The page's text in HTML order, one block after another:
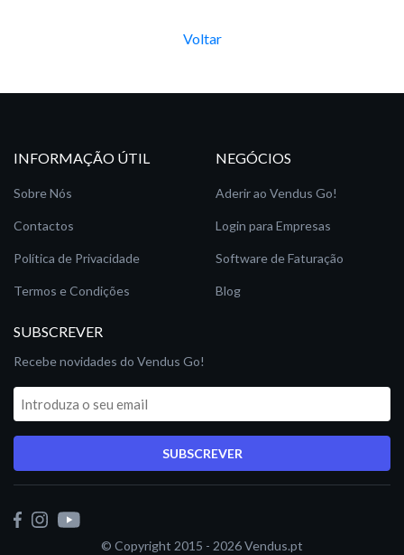
Voltar
INFORMAÇÃO ÚTIL
Sobre Nós
Contactos
Política de Privacidade
Termos e Condições
NEGÓCIOS
Aderir ao Vendus Go!
Login para Empresas
Software de Faturação
Blog
SUBSCREVER
Recebe novidades do Vendus Go!
SUBSCREVER
© Copyright 2015 - 2026Vendus.pt